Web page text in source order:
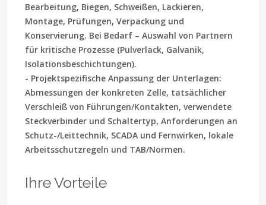
Bearbeitung, Biegen, Schweißen, Lackieren,
Montage, Prüfungen, Verpackung und
Konservierung. Bei Bedarf – Auswahl von Partnern
für kritische Prozesse (Pulverlack, Galvanik,
Isolationsbeschichtungen).
- Projektspezifische Anpassung der Unterlagen:
Abmessungen der konkreten Zelle, tatsächlicher
Verschleiß von Führungen/Kontakten, verwendete
Steckverbinder und Schaltertyp, Anforderungen an
Schutz-/Leittechnik, SCADA und Fernwirken, lokale
Arbeitsschutzregeln und TAB/Normen.
Ihre Vorteile